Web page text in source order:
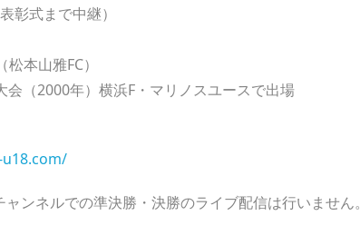
彰式まで中継）
松本山雅FC）
年）横浜F・マリノスユースで出場
ンネルでの準決勝・決勝のライブ配信は行いません。